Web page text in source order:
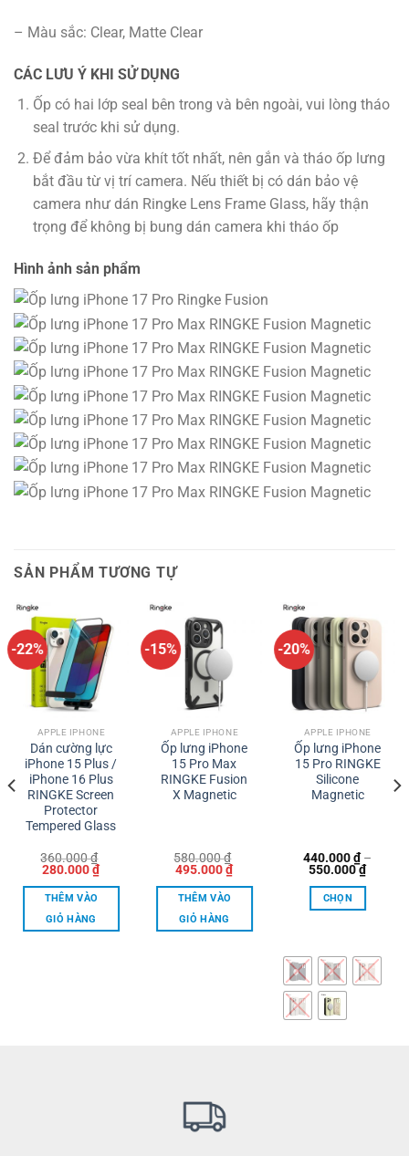
– Màu sắc: Clear, Matte Clear
CÁC LƯU Ý KHI SỬ DỤNG
Ốp có hai lớp seal bên trong và bên ngoài, vui lòng tháo
seal trước khi sử dụng.
Để đảm bảo vừa khít tốt nhất, nên gắn và tháo ốp lưng
bắt đầu từ vị trí camera. Nếu thiết bị có dán bảo vệ
camera như dán Ringke Lens Frame Glass, hãy thận
trọng để không bị bung dán camera khi tháo ốp
Hình ảnh sản phẩm
SẢN PHẨM TƯƠNG TỰ
-22%
APPLE IPHONE
Dán cường lực
iPhone 15 Plus /
iPhone 16 Plus
RINGKE Screen
Protector
Tempered Glass
360.000₫
Giá
là:
360.000 ₫.
280.000₫Giá
hiện
tại
THÊM VÀO
GIỎ HÀNG
-15%
APPLE IPHONE
Ốp lưng iPhone
15 Pro Max
RINGKE Fusion
X Magnetic
580.000₫
Giá
là:
580.000 ₫.
495.000₫Giá
hiện
tại
THÊM VÀO
GIỎ HÀNG
-20%
APPLE IPHONE
Ốp lưng iPhone
15 Pro RINGKE
Silicone
Magnetic
440.000₫ –
550.000₫
giá:
CHỌN
phẩm
này
có
nhiều